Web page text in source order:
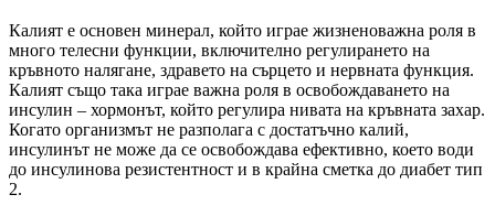
Калият е основен минерал, който играе жизненоважна роля в
много телесни функции, включително регулирането на
кръвното налягане, здравето на сърцето и нервната функция.
Калият също така играе важна роля в освобождаването на
инсулин – хормонът, който регулира нивата на кръвната захар.
Когато организмът не разполага с достатъчно кaлий,
инсулинът не може да се освобождава ефективно, което води
до инсулинова резистентност и в крайна сметка до диабет тип
2.